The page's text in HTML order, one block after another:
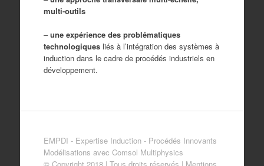
multi-outils
–une expérience des problématiques
technologiquesliés à l’intégration des systèmes à
induction dans le cadre de procédés industriels en
développement.
EMPDI - Expertise Induction - Procédés Innovants
Modélisations avec Comsol Multiphysics